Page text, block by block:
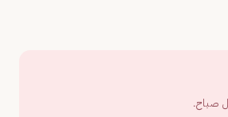
صباح.